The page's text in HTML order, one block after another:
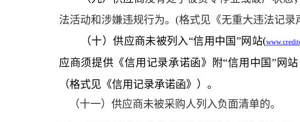
法活动和涉嫌违规行为。 (格式见《无重大违法记录
（十）供应商未被列入“信用中国”网站(
应商须提供《信用记录承诺函》附“信用中国”网站
（格式见《信用记录承诺函》）。
（十一）供应商未被采购人列入负面清单的。